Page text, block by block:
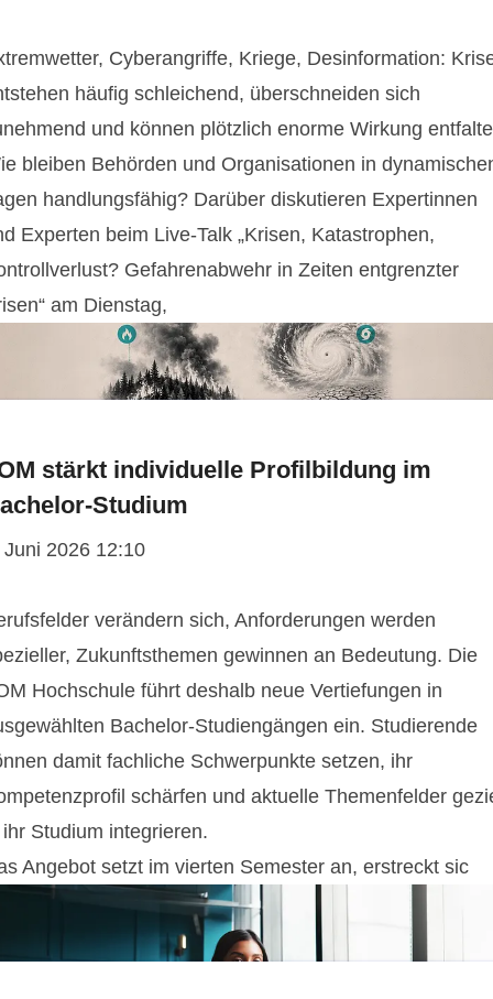
Cyberangriffe, Kriege, Desinformation:
häufig schleichend, überschneiden sich
und können plötzlich enorme Wirkung
bleiben Behörden und Organisationen in
handlungsfähig? Darüber diskutieren Expertinnen
Experten beim Live-Talk „Krisen, Katastrophen,
Gefahrenabwehr in Zeiten entgrenzter
am Dienstag,
stärkt individuelle Profilbildung im
Studium
Juni 2026 12:10
verändern sich, Anforderungen werden
Zukunftsthemen gewinnen an Bedeutung. Die
Hochschule führt deshalb neue Vertiefungen in
Bachelor-Studiengängen ein. Studierende
damit fachliche Schwerpunkte setzen, ihr
schärfen und aktuelle Themenfelder
Studium integrieren.
Angebot setzt im vierten Semester an, erstreckt sic